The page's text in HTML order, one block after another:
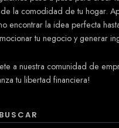
la comodidad de tu hogar.
encontrar la idea perfecta
tu negocio y generar
a nuestra comunidad de
tu libertad financiera!
BUSCAR
que te ayude a crear un